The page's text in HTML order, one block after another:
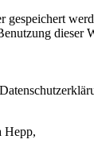
dieser
Hepp,